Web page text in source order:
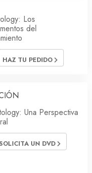
Los
del
HAZ TU PEDIDO
Una Perspectiva
UN DVD